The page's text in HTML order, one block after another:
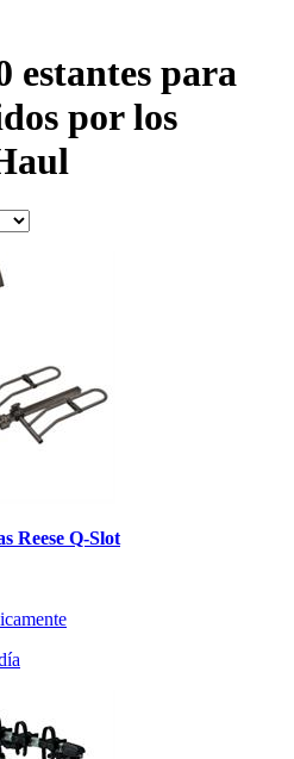
estantes para
por los
Reese Q-Slot